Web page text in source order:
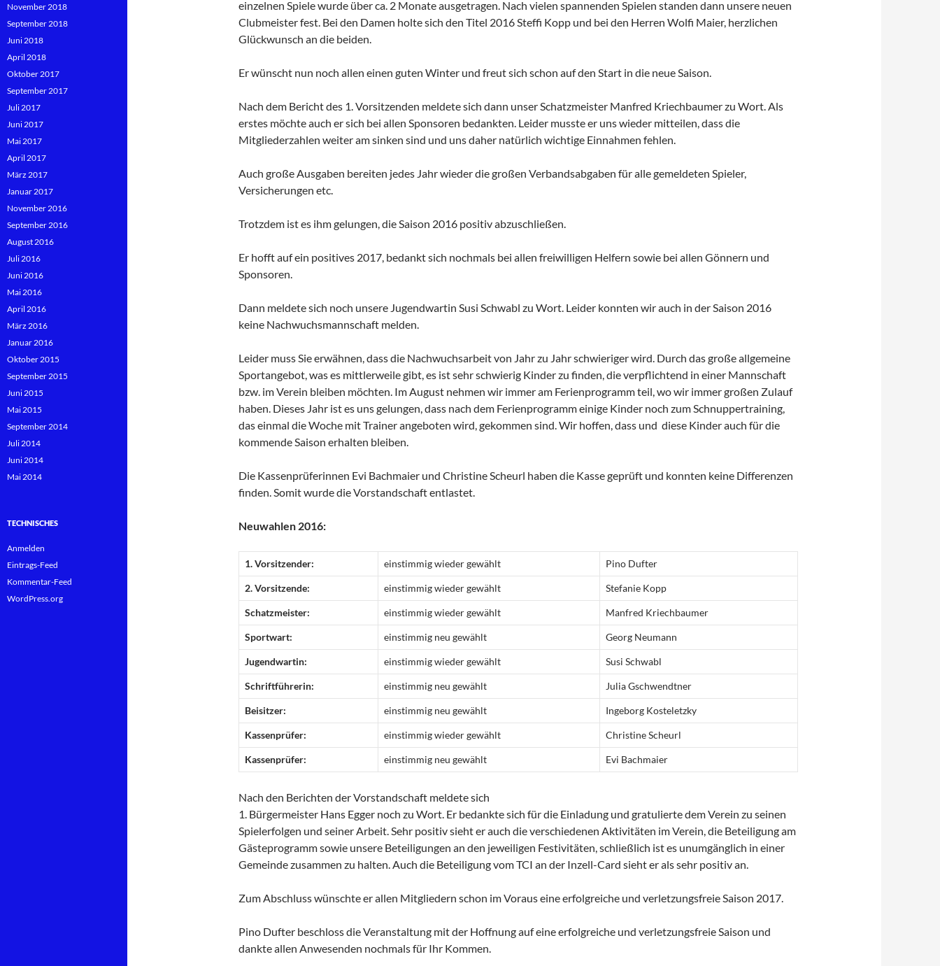
einzelnen Spiele wurde über ca. 2 Monate ausgetragen. Nach vielen spannenden Spielen standen dann unsere neuen
Clubmeister fest. Bei den Damen holte sich den Titel 2016 Steffi Kopp und bei den Herren Wolfi Maier, herzlichen
Glückwunsch an die beiden.
Er wünscht nun noch allen einen guten Winter und freut sich schon auf den Start in die neue Saison.
Nach dem Bericht des 1. Vorsitzenden meldete sich dann unser Schatzmeister Manfred Kriechbaumer zu Wort. Als
erstes möchte auch er sich bei allen Sponsoren bedankten. Leider musste er uns wieder mitteilen, dass die
Mitgliederzahlen weiter am sinken sind und uns daher natürlich wichtige Einnahmen fehlen.
Auch große Ausgaben bereiten jedes Jahr wieder die großen Verbandsabgaben für alle gemeldeten Spieler,
Versicherungen etc.
Trotzdem ist es ihm gelungen, die Saison 2016 positiv abzuschließen.
Er hofft auf ein positives 2017, bedankt sich nochmals bei allen freiwilligen Helfern sowie bei allen Gönnern und
Sponsoren.
Dann meldete sich noch unsere Jugendwartin Susi Schwabl zu Wort. Leider konnten wir auch in der Saison 2016
keine Nachwuchsmannschaft melden.
Leider muss Sie erwähnen, dass die Nachwuchsarbeit von Jahr zu Jahr schwieriger wird. Durch das große allgemeine
Sportangebot, was es mittlerweile gibt, es ist sehr schwierig Kinder zu finden, die verpflichtend in einer Mannschaft
bzw. im Verein bleiben möchten. Im August nehmen wir immer am Ferienprogramm teil, wo wir immer großen Zulauf
haben. Dieses Jahr ist es uns gelungen, dass nach dem Ferienprogramm einige Kinder noch zum Schnuppertraining,
das einmal die Woche mit Trainer angeboten wird, gekommen sind. Wir hoffen, dass und diese Kinder auch für die
kommende Saison erhalten bleiben.
Die Kassenprüferinnen Evi Bachmaier und Christine Scheurl haben die Kasse geprüft und konnten keine Differenzen
finden. Somit wurde die Vorstandschaft entlastet.
Neuwahlen 2016:
1. Vorsitzender: einstimmig wieder gewählt Pino Dufter
2. Vorsitzende: einstimmig wieder gewählt Stefanie Kopp
Schatzmeister: einstimmig wieder gewählt Manfred Kriechbaumer
Sportwart: einstimmig neu gewählt Georg Neumann
Jugendwartin: einstimmig wieder gewählt Susi Schwabl
Schriftführerin: einstimmig neu gewählt Julia Gschwendtner
Beisitzer: einstimmig neu gewählt Ingeborg Kosteletzky
Kassenprüfer: einstimmig wieder gewählt Christine Scheurl
Kassenprüfer: einstimmig neu gewählt Evi Bachmaier
Nach den Berichten der Vorstandschaft meldete sich
1. Bürgermeister Hans Egger noch zu Wort. Er bedankte sich für die Einladung und gratulierte dem Verein zu seinen
Spielerfolgen und seiner Arbeit. Sehr positiv sieht er auch die verschiedenen Aktivitäten im Verein, die Beteiligung am
Gästeprogramm sowie unsere Beteiligungen an den jeweiligen Festivitäten, schließlich ist es unumgänglich in einer
Gemeinde zusammen zu halten. Auch die Beteiligung vom TCI an der Inzell-Card sieht er als sehr positiv an.
Zum Abschluss wünschte er allen Mitgliedern schon im Voraus eine erfolgreiche und verletzungsfreie Saison 2017.
Pino Dufter beschloss die Veranstaltung mit der Hoffnung auf eine erfolgreiche und verletzungsfreie Saison und
dankte allen Anwesenden nochmals für Ihr Kommen.
November 2018
September 2018
Juni 2018
April 2018
Oktober 2017
September 2017
Juli 2017
Juni 2017
Mai 2017
April 2017
März 2017
Januar 2017
November 2016
September 2016
August 2016
Juli 2016
Juni 2016
Mai 2016
April 2016
März 2016
Januar 2016
Oktober 2015
September 2015
Juni 2015
Mai 2015
September 2014
Juli 2014
Juni 2014
Mai 2014
TECHNISCHES
Anmelden
Eintrags-Feed
Kommentar-Feed
WordPress.org